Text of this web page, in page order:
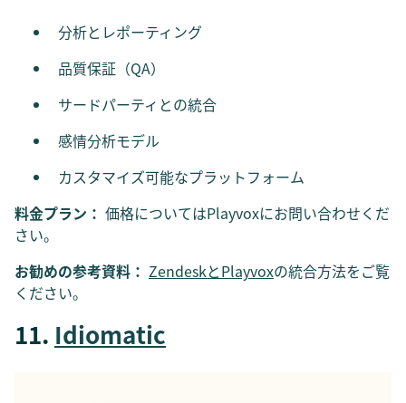
分析とレポーティング
品質保証（QA）
サードパーティとの統合
感情分析モデル
カスタマイズ可能なプラットフォーム
料金プラン： 価格についてはPlayvoxにお問い合わせくだ
さい。
お勧めの参考資料： ZendeskとPlayvoxの統合方法をご覧
ください。
11. Idiomatic